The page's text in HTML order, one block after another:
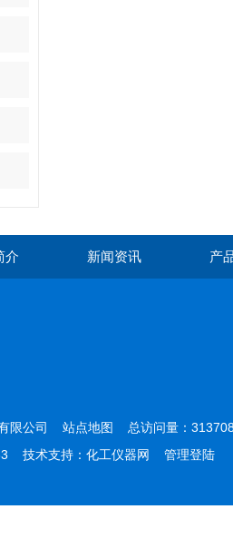
介 新闻资讯 产
限公司 站点地图
总访问量：
技术支持： 化工仪器网 管理登陆